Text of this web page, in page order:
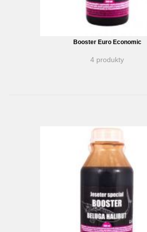
Booster Euro Economic
4 produkty